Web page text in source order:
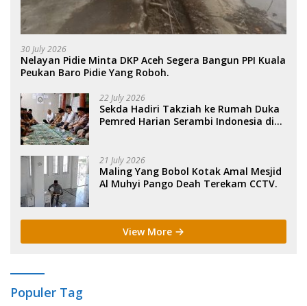
30 July 2026
Nelayan Pidie Minta DKP Aceh Segera Bangun PPI Kuala
Peukan Baro Pidie Yang Roboh.
22 July 2026
Sekda Hadiri Takziah ke Rumah Duka
Pemred Harian Serambi Indonesia di
21 July 2026
Maling Yang Bobol Kotak Amal Mesjid
Al Muhyi Pango Deah Terekam CCTV.
View More
Populer Tag